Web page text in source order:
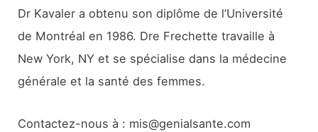
Dr Kavaler a obtenu son diplôme de l’Université
de Montréal en 1986. Dre Frechette travaille à
New York, NY et se spécialise dans la médecine
générale et la santé des femmes.
Contactez-nous à : mis@genialsante.com